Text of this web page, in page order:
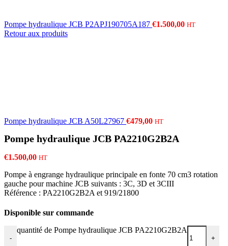
Pompe hydraulique JCB P2APJ190705A187 €1.500,00 HT
Retour aux produits
Pompe hydraulique JCB A50L27967 €479,00 HT
Pompe hydraulique JCB PA2210G2B2A
€1.500,00 HT
Pompe à engrange hydraulique principale en fonte 70 cm3 rotation
gauche pour machine JCB suivants : 3C, 3D et 3CIII
Référence : PA2210G2B2A et 919/21800
Disponible sur commande
-
quantité de Pompe hydraulique JCB PA2210G2B2A
+